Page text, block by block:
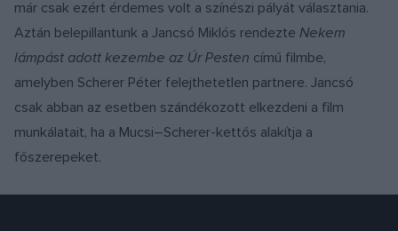
már csak ezért érdemes volt a színészi pályát választania.
Aztán belepillantunk a Jancsó Miklós rendezte Nekem
lámpást adott kezembe az Úr Pesten című filmbe,
amelyben Scherer Péter felejthetetlen partnere. Jancsó
csak abban az esetben szándékozott elkezdeni a film
munkálatait, ha a Mucsi–Scherer-kettős alakítja a
főszerepeket.